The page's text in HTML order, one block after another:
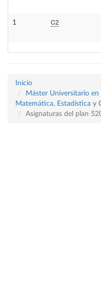
1 C2
Inicio
Máster Universitario
Matemática, Estadística y
Asignaturas del plan